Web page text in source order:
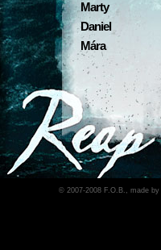
Marty
Daniel
Mára
© 2007-2008 F.O.B., made by